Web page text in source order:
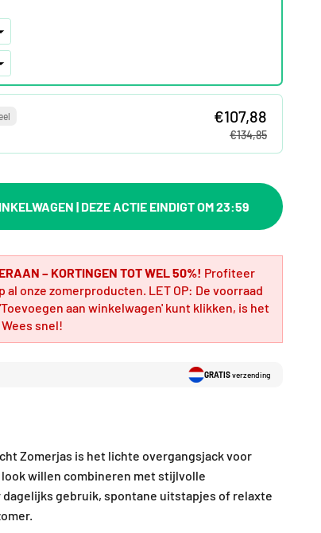
€107,88
€134,85
| DEZE ACTIE EINDIGT OM 23:59
– KORTINGEN TOT WEL 50%! Profiteer
LET OP: De voorraad
aan winkelwagen' kunt klikken, is het
snel!
GRATISverzending
Zomerjas is het lichte overgangsjack voor
willen combineren met stijlvolle
gebruik, spontane uitstapjes of relaxte